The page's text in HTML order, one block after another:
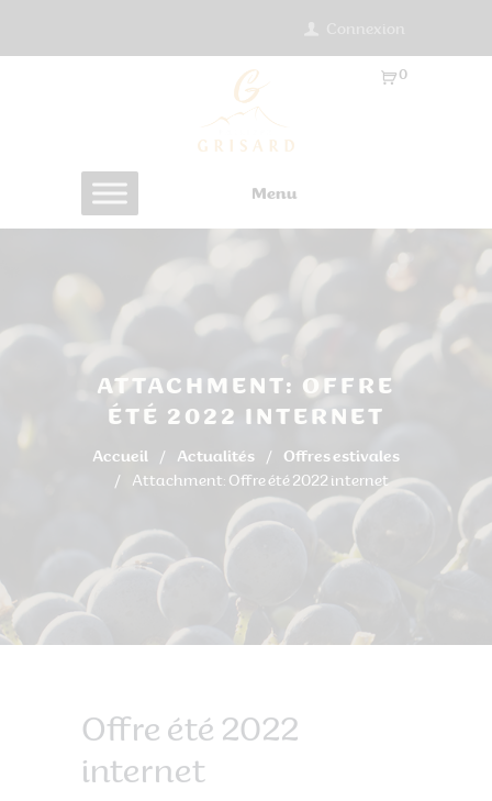
Menu
0
€
ATTACHMENT: OFFRE
ÉTÉ 2022 INTERNET
Accueil Actualités
Offres estivales
Attachment: Offre été 2022 internet
Offre été 2022
internet